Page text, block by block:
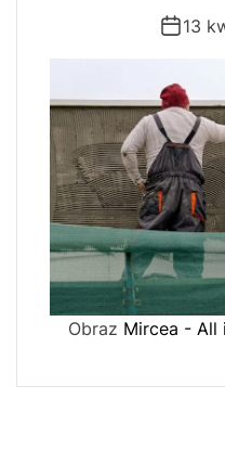
13
Obraz Mircea - All